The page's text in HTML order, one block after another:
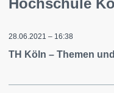
Hochschule
28.06.2021 – 16:38
TH Köln – Themen